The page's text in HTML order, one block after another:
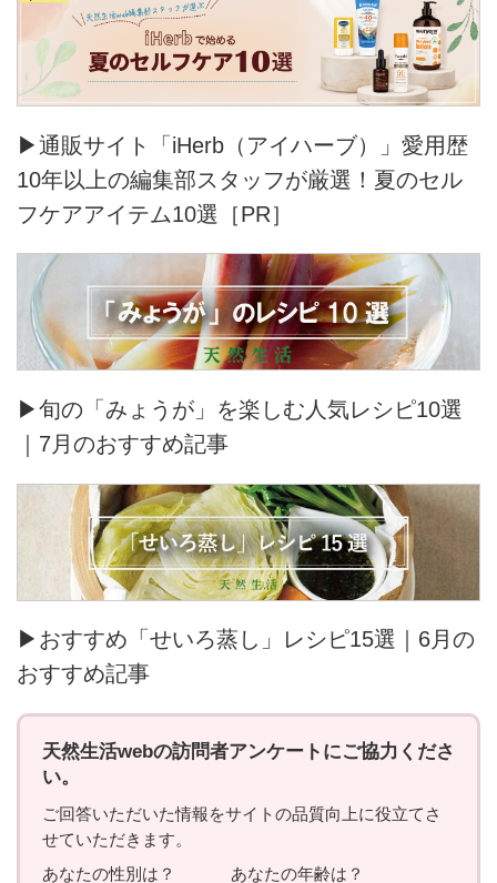
▶通販サイト「iHerb（アイハーブ）」愛用歴
10年以上の編集部スタッフが厳選！夏のセル
フケアアイテム10選［PR］
▶旬の「みょうが」を楽しむ人気レシピ10選
｜7月のおすすめ記事
▶おすすめ「せいろ蒸し」レシピ15選｜6月の
おすすめ記事